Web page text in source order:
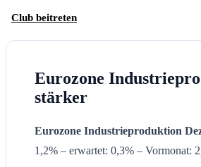
Club beitreten
Eurozone
stärker
Eurozone Industrieproduktion
1,2% – erwartet: 0,3% – Vormonat: